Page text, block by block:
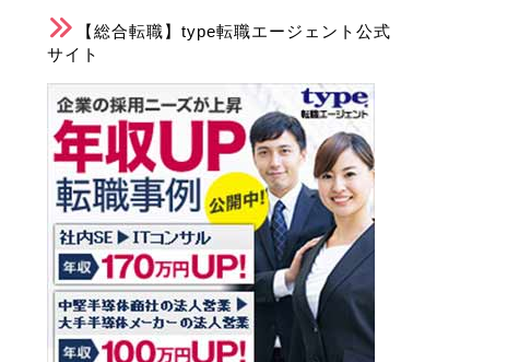
【総合転職】type転職エージェント公式
サイト